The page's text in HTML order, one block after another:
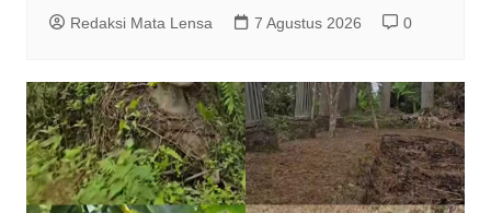
Redaksi Mata Lensa 7 Agustus 2026 0